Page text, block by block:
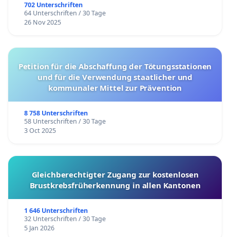
702 Unterschriften
64 Unterschriften / 30 Tage
26 Nov 2025
Petition für die Abschaffung der Tötungsstationen
und für die Verwendung staatlicher und
kommunaler Mittel zur Prävention
8 758 Unterschriften
58 Unterschriften / 30 Tage
3 Oct 2025
Gleichberechtigter Zugang zur kostenlosen
Brustkrebsfrüherkennung in allen Kantonen
1 646 Unterschriften
32 Unterschriften / 30 Tage
5 Jan 2026